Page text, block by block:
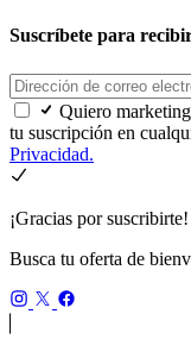
Suscríbete para
Quiero
tu suscripción en
Privacidad.
¡Gracias por suscribirte!
Busca tu oferta de